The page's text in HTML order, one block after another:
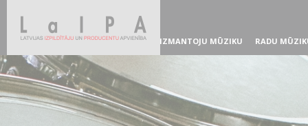
IZMANTOJU MŪZIKU RADU